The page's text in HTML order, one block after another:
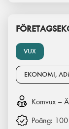
VUX
EKONOMI,
Komvux –
Poäng: 100